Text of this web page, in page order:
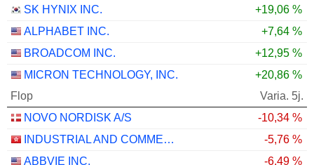
SK HYNIX INC.
+19,06 %
ALPHABET INC.
+7,64 %
BROADCOM INC.
+12,95 %
MICRON TECHNOLOGY, INC.
+20,86 %
Flop
Varia. 5j.
NOVO NORDISK A/S
-10,34 %
INDUSTRIAL AND COMMERCIAL BANK OF CHINA LIMITED
-5,76 %
ABBVIE INC.
-6,49 %